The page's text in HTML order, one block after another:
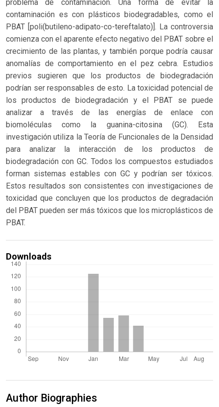
problema de contaminación. Una forma de evitar la
contaminación es con plásticos biodegradables, como el
PBAT [poli(butileno-adipato-co-tereftalato)]. La controversia
comienza con el aparente efecto negativo del PBAT sobre el
crecimiento de las plantas, y también porque podría causar
anomalías de comportamiento en el pez cebra. Estudios
previos sugieren que los productos de biodegradación
podrían ser responsables de esto. La toxicidad potencial de
los productos de biodegradación y el PBAT se puede
analizar a través de las energías de enlace con
biomoléculas como la guanina-citosina (GC). Esta
investigación utiliza la Teoría de Funcionales de la Densidad
para analizar la interacción de los productos de
biodegradación con GC. Todos los compuestos estudiados
forman sistemas estables con GC y podrían ser tóxicos.
Estos resultados son consistentes con investigaciones de
toxicidad que concluyen que los productos de degradación
del PBAT pueden ser más tóxicos que los microplásticos de
PBAT.
Downloads
Author Biographies